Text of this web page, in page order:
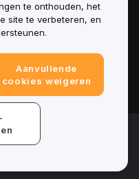
voorbehouden.
te onthouden, het
site te verbeteren, en
Aanvullende
cookies weigeren